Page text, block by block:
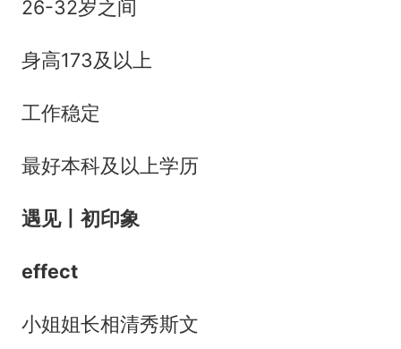
26-32岁之间
身高173及以上
工作稳定
最好本科及以上学历
遇见丨初印象
effect
小姐姐长相清秀斯文